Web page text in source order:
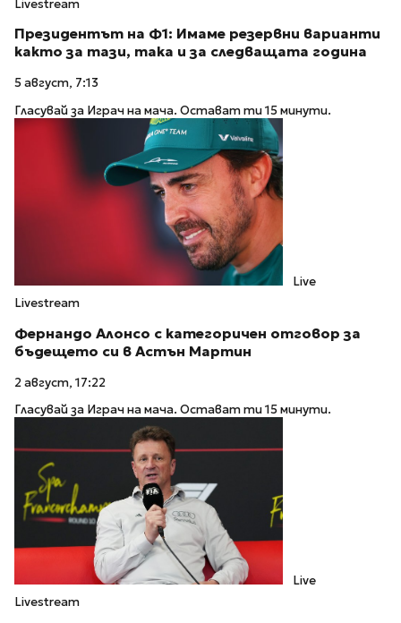
Livestream
Президентът на Ф1: Имаме резервни варианти
както за тази, така и за следващата година
5 август, 7:13
Гласувай за Играч на мача. Остават ти 15 минути.
Live
Livestream
Фернандо Алонсо с категоричен отговор за
бъдещето си в Астън Мартин
2 август, 17:22
Гласувай за Играч на мача. Остават ти 15 минути.
Live
Livestream